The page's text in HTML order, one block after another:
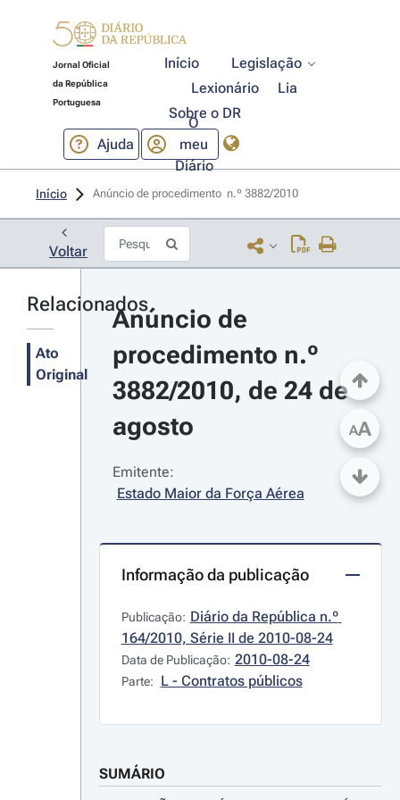
Jornal Oficial
da República
Portuguesa
Início
Legislação
Lexionário
Lia
Sobre o DR
Ajuda
O
meu
Diário
Início Anúncio de procedimento  n.º 3882/2010
Voltar
Relacionados
Ato
Original
Anúncio de
procedimento n.º
3882/2010, de 24 de
agosto
Emitente:
Estado Maior da Força Aérea
Informação da publicação
Publicação: Diário da República n.º
164/2010, Série II de 2010-08-24
Data de Publicação: 2010-08-24
Parte: L - Contratos públicos
SUMÁRIO
AA